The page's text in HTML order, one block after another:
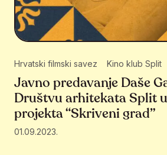
Hrvatski filmski savez Kino klub Split
Javno predavanje Daše
Društvu arhitekata Split
projekta “Skriveni grad”
01.09.2023.